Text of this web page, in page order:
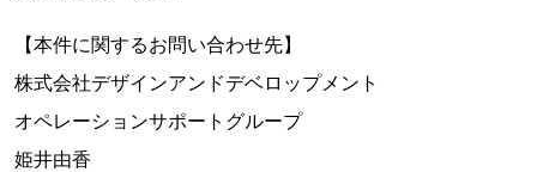
【本件に関するお問い合わせ先】
株式会社デザインアンドデベロップメント
オペレーションサポートグループ
姫井由香